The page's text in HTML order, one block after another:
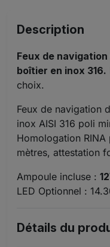
Description
Feux de
boîtier en inox 316.
choix.
Feux de navigation
inox AISI 316 poli
Homologation
mètres, attestation
Ampoule incluse :
LED Optionnel :
Détails du